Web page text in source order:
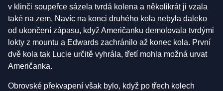
v klinči soupeřce sázela tvrdá kolena a několikrát ji vzala
také na zem. Navíc na konci druhého kola nebyla daleko
od ukončení zápasu, když Američanku demolovala tvrdými
lokty z mountu a Edwards zachránilo až konec kola. První
dvě kola tak Lucie určitě vyhrála, třetí mohla možná urvat
Američanka.
Obrovské překvapení však bylo, když po třech kolech